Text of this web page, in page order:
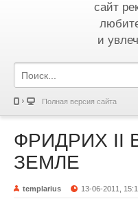
сайт
и
Полная версия сайта
ФРИДРИХ II
ЗЕМЛЕ
templarius 13-06-2011,